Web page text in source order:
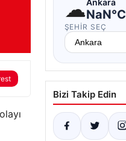
☁NaN°C
ŞEHIR SEÇ
Bizi Takip Edin